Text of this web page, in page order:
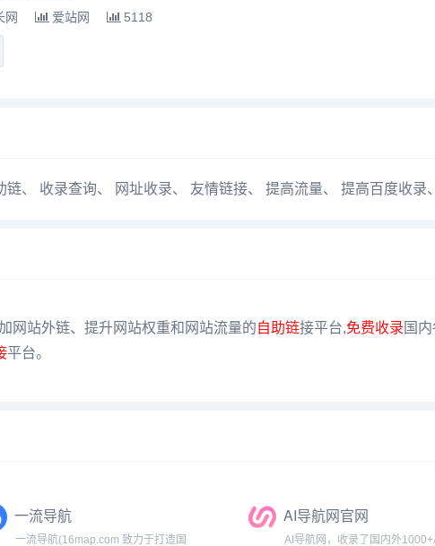
网 爱站网 5118
链、 收录查询、 网址收录、 友情链接、 提高流量、 提高百度收录
网站外链、提升网站权重和网站流量的自助链接平台,免费收录 国
平台。
一流导航
一流导航(16map.com 致力于打造国
AI导航网官网
AI导航网，收录了国内外